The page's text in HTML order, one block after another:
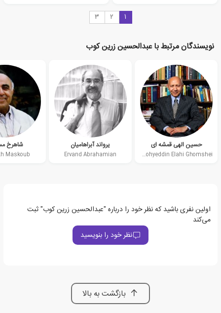
1
2
3
نویسندگان مرتبط با عبدالحسین زرین کوب
حسین الهی قمشه ای
Hossein Mohyeddin Elahi Ghomshei
یرواند آبراهامیان
Ervand Abrahamian
شاهرخ
Maskoub
اولین نفری باشید که نظر خود را درباره "عبدالحسین زرین کوب" ثبت
می‌کند
نظر خود را بنویسید
بازگشت به بالا